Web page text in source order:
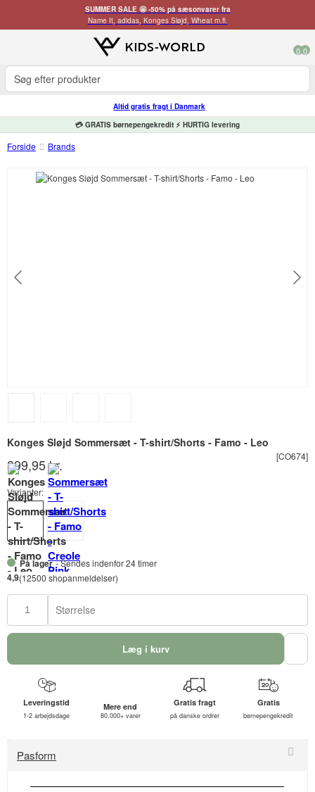
SUMMER SALE 🤩 -50% på sæsonvarer fra
Name It, adidas, Konges Sløjd, Wheat m.fl.
0 0
Altid gratis fragt i Danmark
💳 GRATIS børnepengekredit ⚡ HURTIG levering
Forside Brands
Konges Sløjd Sommersæt - T-shirt/Shorts - Famo - Leo
[CO674]
399,95 kr.
Varianter:
På lager- Sendes indenfor 24 timer
4,9(12500 shopanmeldelser)
Størrelse
Læg i kurv
Leveringstid
1-2 arbejdsdage
Mere end
80.000+ varer
Gratis fragt
på danske ordrer
Gratis
børnepengekredit
Pasform